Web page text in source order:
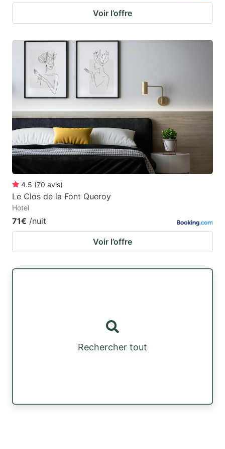
Voir l’offre
4.5 (70 avis)
Le Clos de la Font Queroy
Hotel
71€ /nuit
Voir l’offre
Rechercher tout